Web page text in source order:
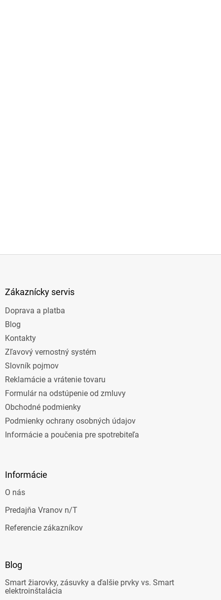
Zákaznícky servis
Doprava a platba
Blog
Kontakty
Zľavový vernostný systém
Slovník pojmov
Reklamácie a vrátenie tovaru
Formulár na odstúpenie od zmluvy
Obchodné podmienky
Podmienky ochrany osobných údajov
Informácie a poučenia pre spotrebiteľa
Informácie
O nás
Predajňa Vranov n/T
Referencie zákazníkov
Blog
Smart žiarovky, zásuvky a ďalšie prvky vs. Smart
elektroinštalácia